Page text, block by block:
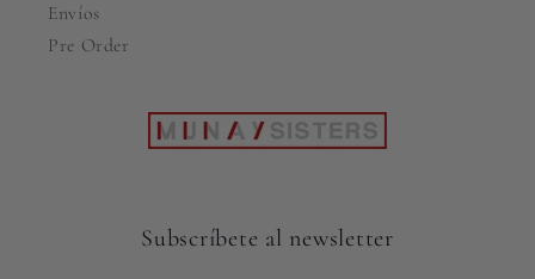
Envíos
Pre Order
Subscríbete al newsletter